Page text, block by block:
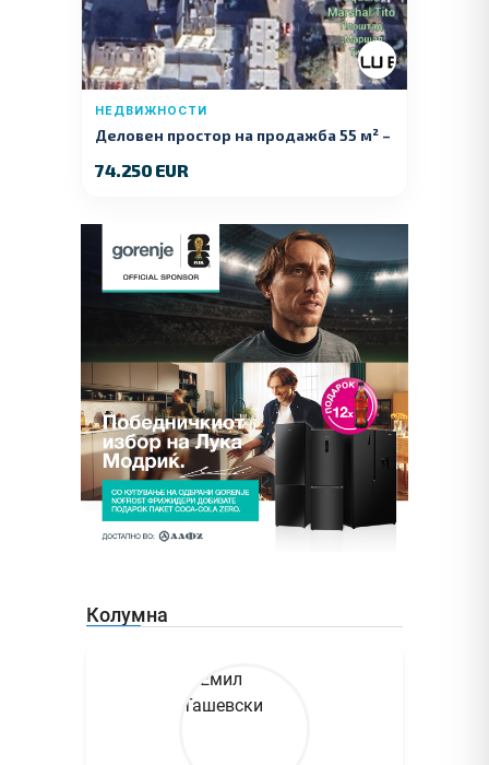
НЕДВИЖНОСТИ
Деловен простор на продажба 55 м² –
74.250 EUR
Колумна